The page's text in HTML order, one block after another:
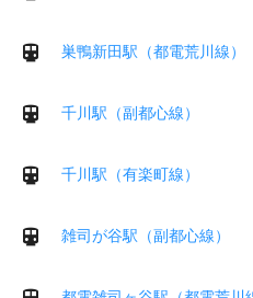
巣鴨新田駅（都電荒川線）
千川駅（副都心線）
千川駅（有楽町線）
雑司が谷駅（副都心線）